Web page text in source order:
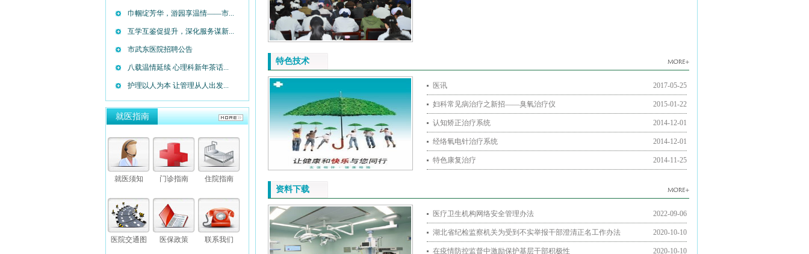
巾帼绽芳华，游园享温情——市...
互学互鉴促提升，深化服务谋新...
市武东医院招聘公告
八载温情延续 心理科新年茶话...
护理以人为本 让管理从人出发...
就医指南
就医须知 门诊指南 住院指南
医院交通图 医保政策 联系我们
特色技术
2017-05-25
医讯
2015-01-22
妇科常见病治疗之新招——臭氧治疗仪
2014-12-01
认知矫正治疗系统
2014-12-01
经络氧电针治疗系统
2014-11-25
特色康复治疗
资料下载
2022-09-06
医疗卫生机构网络安全管理办法
2020-10-10
湖北省纪检监察机关为受到不实举报干部澄清正名工作办法
2020-10-10
在疫情防控监督中激励保护基层干部积极性